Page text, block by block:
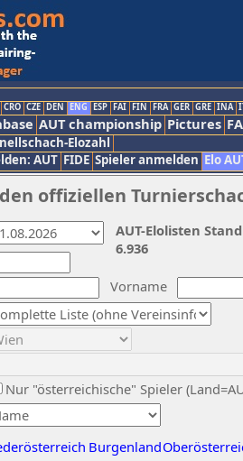
CRO CZE DEN ENG ESP FAI FIN FRA GER GRE INA
AUT championship Pictures
Elozahl
AUT FIDE Spieler anmelden Elo
offiziellen
Vorname
Nur "österreichische" Spieler
Burgenland
AUT-Elolisten
6.936